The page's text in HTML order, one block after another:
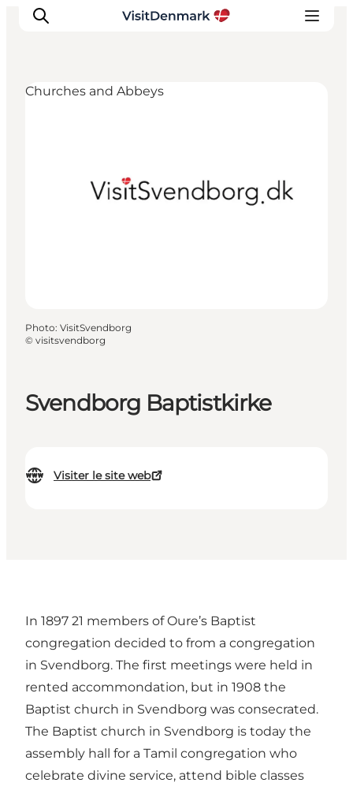
Quoi faire
Hébergements
Svendborg Baptistkirke
Visiter le site web
Churches and Abbeys
Photo: VisitSvendborg
© visitsvendborg
In 1897 21 members of Oure’s Baptist
congregation decided to from a congregation
in Svendborg. The first meetings were held in
rented accommondation, but in 1908 the
Baptist church in Svendborg was consecrated.
The Baptist church in Svendborg is today the
assembly hall for a Tamil congregation who
celebrate divine service, attend bible classes